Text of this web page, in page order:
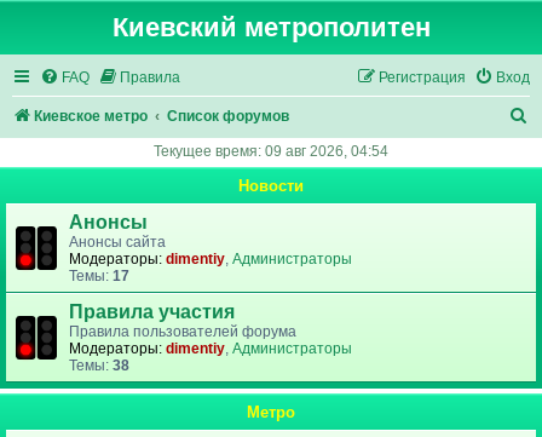
Киевский метрополитен
FAQ Правила Вход
Регистрация
Киевское метро Список форумов
Текущее время: 09 авг 2026, 04:54
Новости
Анонсы
Анонсы сайта
Модераторы: dimentiy, Администраторы
Темы: 17
Правила участия
Правила пользователей форума
Модераторы: dimentiy, Администраторы
Темы: 38
Метро